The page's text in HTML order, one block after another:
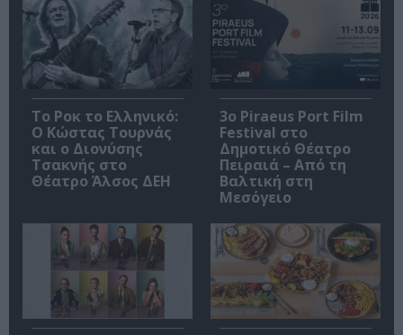
Το Ροκ το Ελληνικό:
Ο Κώστας Τουρνάς
και ο Διονύσης
Τσακνής στο
Θέατρο Άλσος ΔΕΗ
3o Piraeus Port Film
Festival στο
Δημοτικό Θέατρο
Πειραιά – Από τη
Βαλτική στη
Μεσόγειο